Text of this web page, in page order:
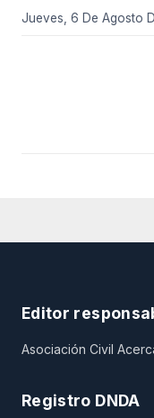
Jueves, 6 De Agosto
Editor
Asociación Civil
Registro DNDA